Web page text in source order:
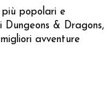
più popolari e
Dungeons & Dragons,
avventure